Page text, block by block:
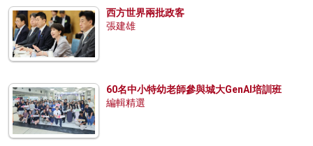
西方世界兩批政客
張建雄
60名中小特幼老師參與城大GenAI培訓班
編輯精選